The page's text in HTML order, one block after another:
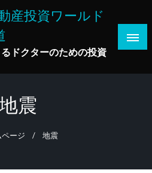
産投資ワールド
ドクターのための投資
震
ージ 地震